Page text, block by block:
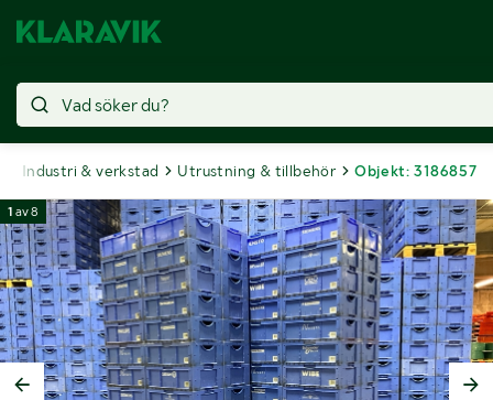
Industri & verkstad Utrustning & tillbehör Objekt: 3186857
1 av8